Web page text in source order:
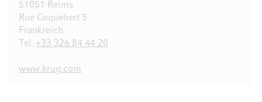
51051 Reims
Rue Coquebert 5
Frankreich
Tel. +33 326 84 44 20
www.krug.com